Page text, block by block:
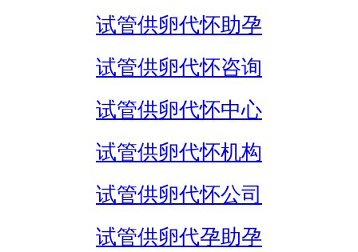
试管供卵代怀助孕
试管供卵代怀咨询
试管供卵代怀中心
试管供卵代怀机构
试管供卵代怀公司
试管供卵代孕助孕